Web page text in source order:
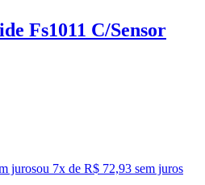
Fs1011 C/Sensor
jurosou 7x de R$ 72,93 sem juros